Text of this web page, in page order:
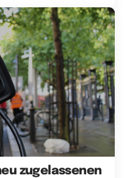
zugelassenen